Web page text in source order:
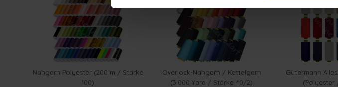
Nähgarn Polyester (200 m / Stärke
100)
Overlock-Nähgarn / Kettelgarn
(3.000 Yard / Stärke 40/2)
Gütermann
(Polyester